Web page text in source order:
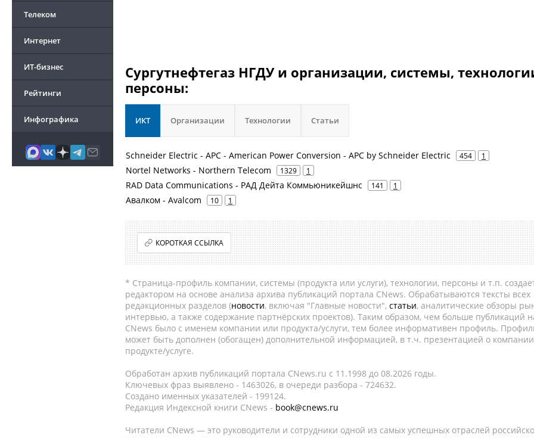
Телеком
Интернет
ИТ-бизнес
Рейтинги
Инфографика
Сургутнефтегаз НГДУ и организации, системы,
персоны:
ИКТ Организации Технологии Статьи
Schneider Electric - APC - American Power Conversion - APC by Schneider Electric 454 1
Nortel Networks - Northern Telecom 1329 1
RAD Data Communications - РАД Дейта Коммьюникейшнс 141 1
Авалком - Avalcom 10 1
КОРОТКАЯ ССЫЛКА
* Страница-профиль компании, системы (продукта или услуги), технологии, персоны и т.п.
редактором на основе анализа архива публикаций портала CNews. Обрабатываются тексты всех
редакционных разделов (новости, включая "Главные новости", статьи, аналитические обзоры
интервью, а также содержание партнёрских проектов). Таким образом, чем больше публикаций
CNews было с именем компании или продукта/услуги, тем более информативен профиль.
может быть дополнен (обогащен) дополнительной информацией, в т.ч. презентацией о
продукте/услуге.
Обработан архив публикаций портала CNews.ru c 11.1998 до 08.2026 годы.
Ключевых фраз выявлено - 1463026, в очереди разбора - 724632.
Создано именных указателей - 199124.
Редакция Индексной книги CNews - book@cnews.ru
Читатели CNews — это руководители и сотрудники одной из самых успешных отраслей